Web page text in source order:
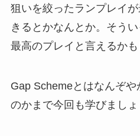
狙いを絞ったランプレイ
きるとかなんとか。そう
最高のプレイと言えるかも
Gap Schemeとはなんぞ
のかまで今回も学びましょ